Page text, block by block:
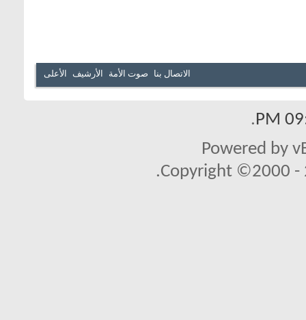
الاتصال بنا صوت الأمة الأرشيف الأعلى
.
Powered by
Copyright ©2000 -